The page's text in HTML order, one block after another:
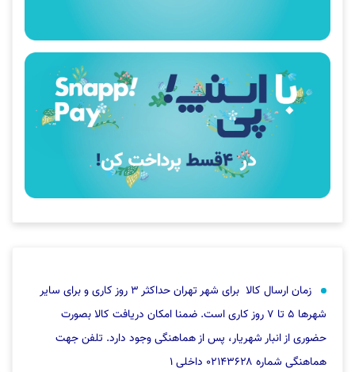
زمان ارسال کالا برای شهر تهران حداکثر ۳ روز کاری و برای سایر
شهرها ۵ تا ۷ روز کاری است. ضمنا امکان دریافت کالا بصورت
حضوری از انبار شهریار، پس از هماهنگی وجود دارد. تلفن جهت
هماهنگی شماره ۰۲۱۴۳۶۲۸ داخلی ۱